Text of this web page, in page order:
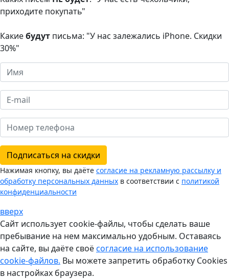
приходите покупать"
Какиебудут письма: "У нас залежались iPhone. Скидки
30%"
Подписаться на скидки
Нажимая кнопку, вы даёте согласие на рекламную рассылку и
обработку персональных данных в соответствии с политикой
конфиденциальности
вверх
Сайт использует cookie-файлы, чтобы сделать ваше
пребывание на нем максимально удобным. Оставаясь
на сайте, вы даёте своёсогласие на использование
cookie-файлов. Вы можете запретить обработку Cookies
в настройках браузера.